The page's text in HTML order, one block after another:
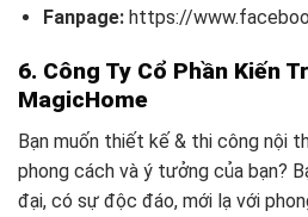
Fanpage:https://
6. Công Ty Cổ Phần Kiến
MagicHome
Bạn muốn thiết kế & thi công nội
phong cách và ý tưởng của bạn?
đại, có sự độc đáo, mới lạ với